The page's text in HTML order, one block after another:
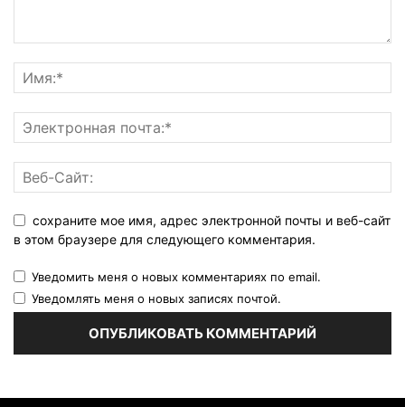
сохраните мое имя, адрес электронной почты и веб-сайт
в этом браузере для следующего комментария.
Уведомить меня о новых комментариях по email.
Уведомлять меня о новых записях почтой.